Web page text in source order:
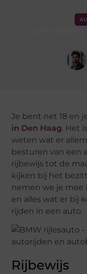
Je bent net 18 en
in Den Haag. Het
weten wat er
besturen van een
rijbewijs tot de
kijken bij het
nemen we je mee
en alles wat er bij
rijden in een auto.
Rijbewijs